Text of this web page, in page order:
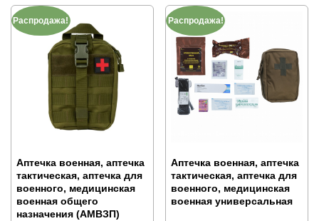
Распродажа!
Аптечка военная, аптечка
тактическая, аптечка для
военного, медицинская
военная общего
назначения (АМВЗП)
Распродажа!
Аптечка военная, аптечка
тактическая, аптечка для
военного, медицинская
военная универсальная